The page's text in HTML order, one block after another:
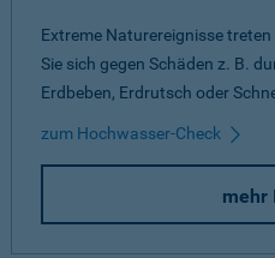
Extreme Naturereignisse
Sie sich gegen Schäden z. B.
Erdbeben, Erdrutsch oder
zum Hochwasser-Check
mehr